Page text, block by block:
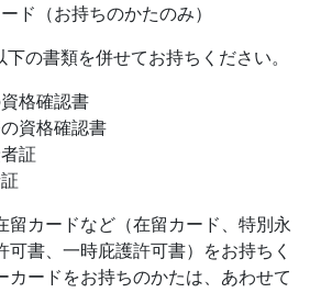
ド（お持ちのかたのみ）
の書類を併せてお持ちください。
格確認書
資格確認書
証
カードなど（在留カード、特別永
書、一時庇護許可書）をお持ちく
カードをお持ちのかたは、あわせて